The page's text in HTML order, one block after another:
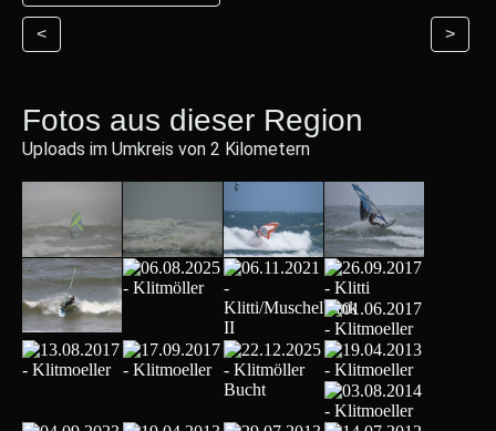
< >
Fotos aus dieser Region
Uploads im Umkreis von 2 Kilometern